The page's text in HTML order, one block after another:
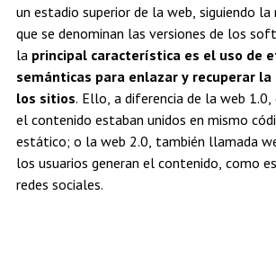
un estadio superior de la web, siguiendo
que se denominan las versiones de los
la principal característica es el uso de
semánticas para enlazar y recuperar
los sitios. Ello, a diferencia de la web
el contenido estaban unidos en mismo
estático; o la web 2.0, también llamada
los usuarios generan el contenido, como
redes sociales.